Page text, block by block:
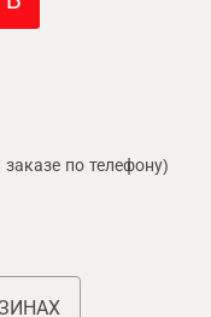
по телефону)